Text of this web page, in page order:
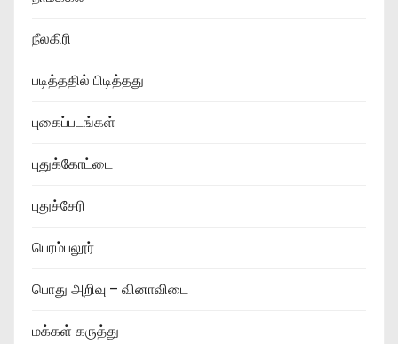
நீலகிரி
படித்ததில் பிடித்தது
புகைப்படங்கள்
புதுக்கோட்டை
புதுச்சேரி
பெரம்பலூர்
பொது அறிவு – வினாவிடை
மக்கள் கருத்து